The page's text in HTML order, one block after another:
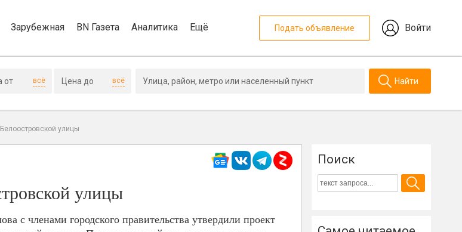
Зарубежная BN Газета Аналитика Ещё Подать объявление Войти
всё всё Найти
улицы
улицы
с членами городского правительства утвердили проект
Поиск